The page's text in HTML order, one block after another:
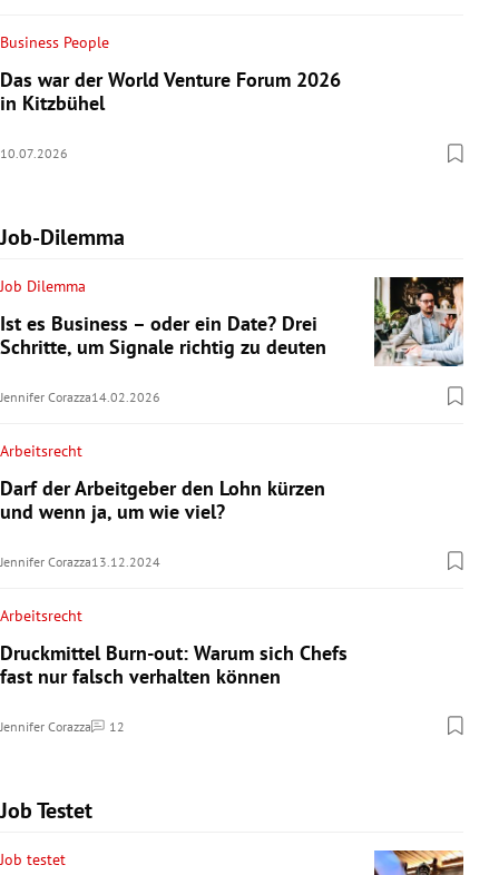
Business People
Das war der World Venture Forum 2026
in Kitzbühel
10.07.2026
Job-Dilemma
Job Dilemma
Ist es Business – oder ein Date? Drei
Schritte, um Signale richtig zu deuten
Jennifer Corazza14.02.2026
Arbeitsrecht
Darf der Arbeitgeber den Lohn kürzen
und wenn ja, um wie viel?
Jennifer Corazza13.12.2024
Arbeitsrecht
Druckmittel Burn-out: Warum sich Chefs
fast nur falsch verhalten können
Jennifer Corazza 12
Kommentare
Job Testet
Job testet